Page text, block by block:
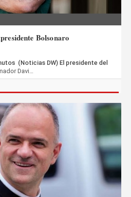
Bolsonaro
(Noticias DW) El presidente del
Davi…